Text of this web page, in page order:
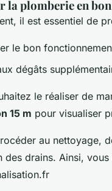
la plomberie en
il est essentiel de
le bon
dégâts
le réaliser de
15 m pour visualiser
au nettoyage,
des drains. Ainsi,